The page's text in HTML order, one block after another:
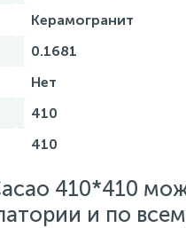
Керамогранит
0.1681
Нет
410
410
410*410
и по